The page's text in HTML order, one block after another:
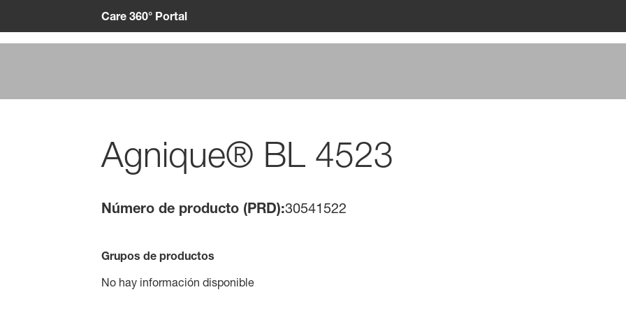
Care 360° Portal
Agnique® BL 4523
Número de producto (PRD):30541522
Grupos de productos
No hay información disponible